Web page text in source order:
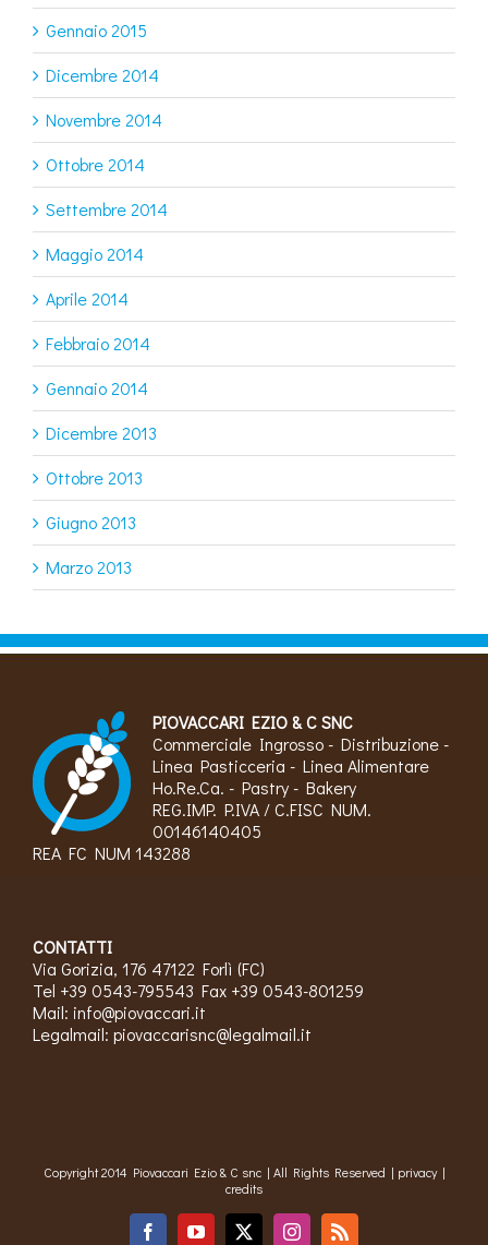
Gennaio 2015
Dicembre 2014
Novembre 2014
Ottobre 2014
Settembre 2014
Maggio 2014
Aprile 2014
Febbraio 2014
Gennaio 2014
Dicembre 2013
Ottobre 2013
Giugno 2013
Marzo 2013
PIOVACCARI EZIO & C SNC
Commerciale Ingrosso - Distribuzione -
Linea Pasticceria - Linea Alimentare
Ho.Re.Ca. - Pastry - Bakery
REG.IMP. P.IVA / C.FISC NUM.
00146140405
REA FC NUM 143288
CONTATTI
Via Gorizia, 176 47122 Forlì (FC)
Tel +39 0543-795543 Fax +39 0543-801259
Mail: info@piovaccari.it
Legalmail: piovaccarisnc@legalmail.it
Copyright 2014 Piovaccari Ezio & C snc | All Rights Reserved | privacy|
credits
FacebookYouTube
X Instagram
Rss